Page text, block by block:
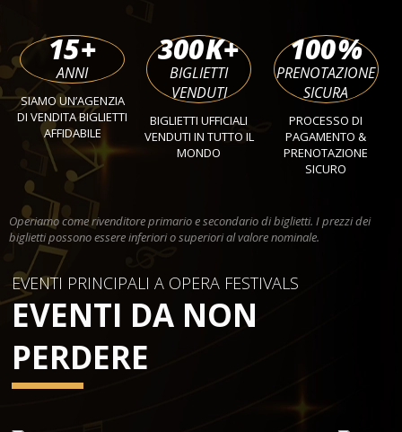
15+
ANNI
SIAMO UN’AGENZIA
DI VENDITA BIGLIETTI
AFFIDABILE
300K+
BIGLIETTI
VENDUTI
BIGLIETTI UFFICIALI
VENDUTI IN TUTTO IL
MONDO
100%
PRENOTAZIONE
SICURA
PROCESSO DI
PAGAMENTO &
PRENOTAZIONE
SICURO
Operiamo come rivenditore primario e secondario di biglietti. I prezzi dei
biglietti possono essere inferiori o superiori al valore nominale.
EVENTI PRINCIPALI A OPERA FESTIVALS
EVENTI DA NON
PERDERE